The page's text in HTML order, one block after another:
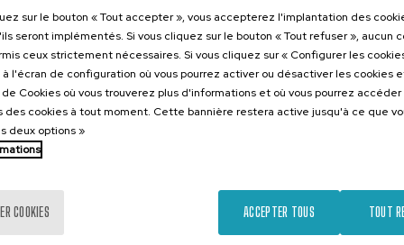
jóvenes
Anglais
ÉGALITÉ
ACTIVITÉ GRATUITE COURS
07. SEP-08. SEP, 2026
Ecosistemas Locales:
Espagnol
sur le bouton « Tout accepter », vous accepterez l'implantation des
seront implémentés. Si vous cliquez sur le bouton « Tout refuser », aucun
ceux strictement nécessaires. Si vous cliquez sur « Configurer les
l'écran de configuration où vous pourrez activer ou désactiver les cookies
Cookies où vous trouverez plus d'informations et où vous pourrez accéder
des cookies à tout moment. Cette bannière restera active jusqu'à ce que
deux options »
COOKIES TOUT
ACCEPTER TOUS